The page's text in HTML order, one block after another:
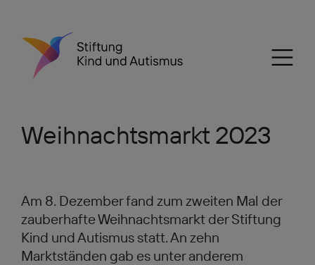
Weihnachtsmarkt 2023
Am 8. Dezember fand zum zweiten Mal der
zauberhafte Weihnachtsmarkt der Stiftung
Kind und Autismus statt. An zehn
Marktständen gab es unter anderem